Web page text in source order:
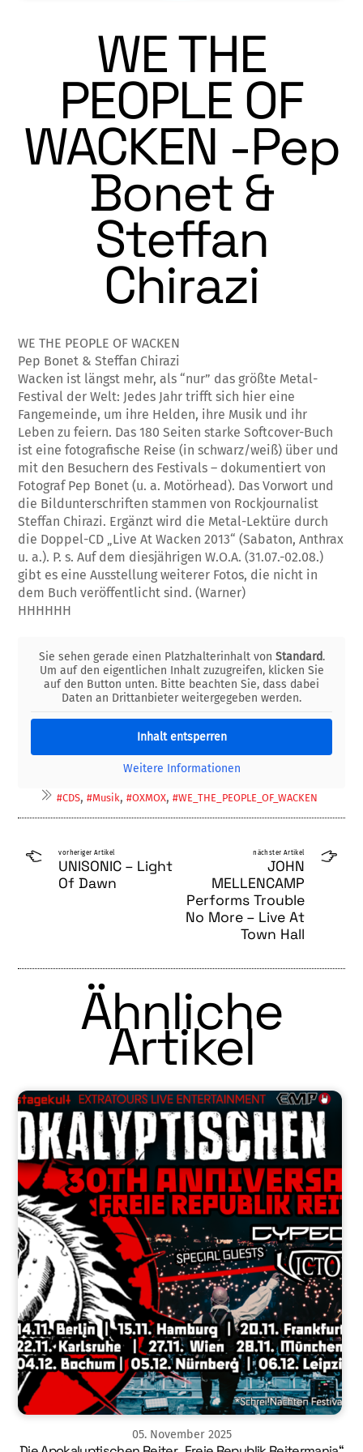
WE THE
PEOPLE OF
WACKEN -Pep
Bonet &
Steffan
Chirazi
WE THE PEOPLE OF WACKEN
Pep Bonet & Steffan Chirazi
Wacken ist längst mehr, als “nur” das größte Metal-
Festival der Welt: Jedes Jahr trifft sich hier eine
Fangemeinde, um ihre Helden, ihre Musik und ihr
Leben zu feiern. Das 180 Sei­ten starke Softcover-Buch
ist eine fotografi­sche Reise (in schwarz/weiß) über und
mit den Besuchern des Festivals – dokumentiert von
Fotograf Pep Bonet (u. a. Motörhead). Das Vorwort und
die Bildunterschriften stam­men von Rockjournalist
Steffan Chirazi. Er­gänzt wird die Metal-Lektüre durch
die Dop­pel-CD „Live At Wacken 2013“ (Sabaton, Anthrax
u. a.). P. s. Auf dem diesjährigen W.O.A. (31.07.-02.08.)
gibt es eine Ausstel­lung weiterer Fotos, die nicht in
dem Buch veröffentlicht sind. (Warner)
HHHHHH
Sie sehen gerade einen Platzhalterinhalt von Standard.
Um auf den eigentlichen Inhalt zuzugreifen, klicken Sie
auf den Button unten. Bitte beachten Sie, dass dabei
Daten an Drittanbieter weitergegeben werden.
Inhalt entsperren
Weitere Informationen
#CDS, #Musik, #OXMOX, #WE_THE_PEOPLE_OF_WACKEN
vorheriger Artikel
UNISONIC – Light
Of Dawn
nächster Artikel
JOHN
MELLENCAMP
Performs Trouble
No More – Live At
Town Hall
Ähnliche
Artikel
05. November 2025